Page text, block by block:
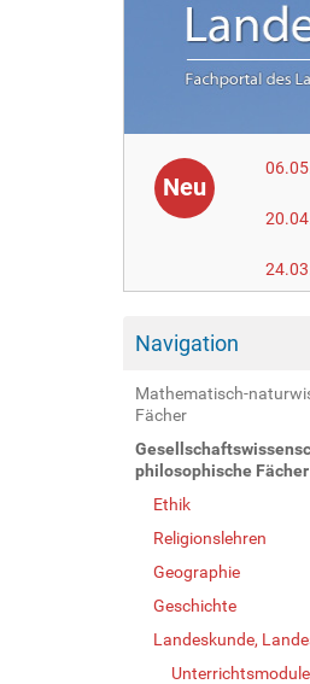
Neu
Navigation
Mathematisch-
Fächer
philosophische Fächer
Ethik
Religionslehren
Geographie
Geschichte
Landeskunde,
Unterrichtsmodule